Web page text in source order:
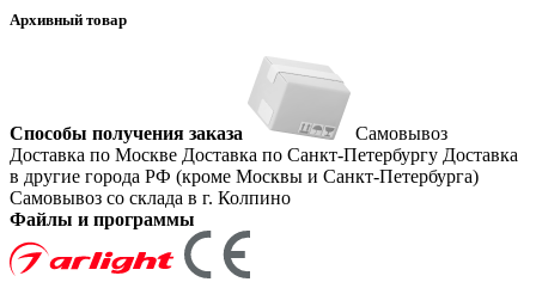
Архивный товар
Способы получения заказа
Самовывоз
Доставка по Москве Доставка по Санкт-Петербургу Доставка
в другие города РФ (кроме Москвы и Санкт-Петербурга)
Самовывоз со склада в г. Колпино
Файлы и программы